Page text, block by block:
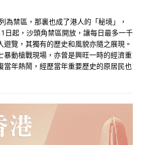
為禁區，那裏也成了港人的「秘境」，
日起，沙頭角禁區開放，讓每日最多一千
覽，其獨有的歷史和風貌亦隨之展現。
暴動槍戰現場，亦曾是興旺一時的經濟重
當年熱鬧，經歷當年重要歷史的原居民也